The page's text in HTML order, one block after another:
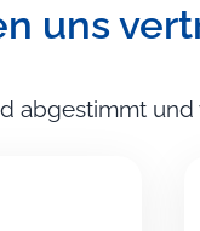
uns
abgestimmt